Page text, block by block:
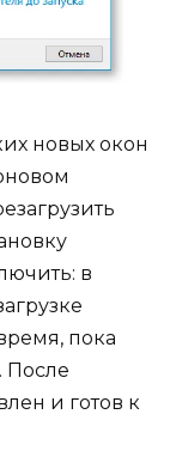
новых окон
в
пока
После
и готов к